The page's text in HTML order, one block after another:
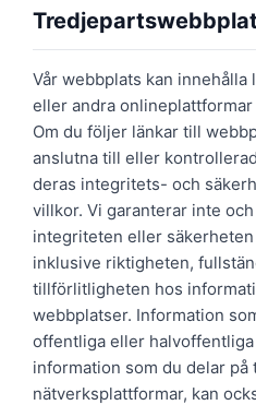
Vår webbplats kan
eller andra
Om du följer länkar till
anslutna till eller
deras integritets- och
villkor. Vi garanterar inte
integriteten eller
inklusive riktigheten,
tillförlitligheten hos
webbplatser. Information
offentliga eller
information som du delar
nätverksplattformar, kan